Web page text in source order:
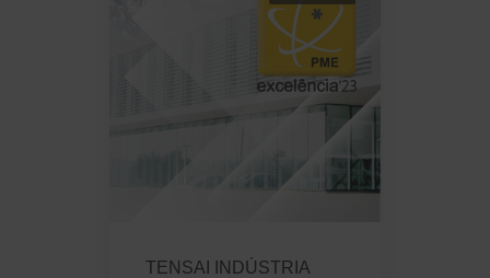
TENSAI INDÚSTRIA